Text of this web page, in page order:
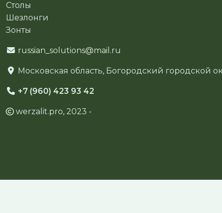
Столы
Шезлонги
Зонты
russian_solutions@mail.ru
Московская область, Богородский городской
+7 (960) 423 93 42
werzalit.pro, 2023 -